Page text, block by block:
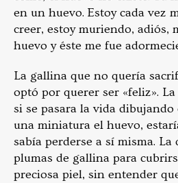
en un huevo. Estoy cada vez
creer, estoy muriendo, adiós,
huevo y éste me fue
La gallina que no quería
optó por querer ser «feliz».
si se pasara la vida
una miniatura el huevo,
sabía perderse a sí misma.
plumas de gallina para
preciosa piel, sin entender